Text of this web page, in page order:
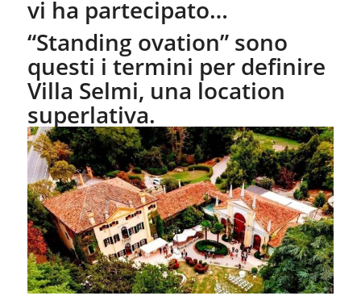
vi ha partecipato…
“Standing ovation” sono
questi i termini per definire
Villa Selmi, una location
superlativa.